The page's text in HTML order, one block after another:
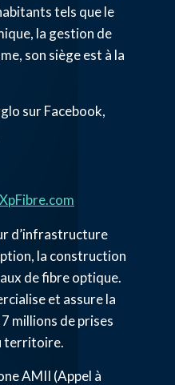
tels que le
la gestion de
son siège est à la
sur Facebook,
XpFibre.com
d’infrastructure
la construction
de fibre optique.
et assure la
millions de prises
territoire.
AMII (Appel à